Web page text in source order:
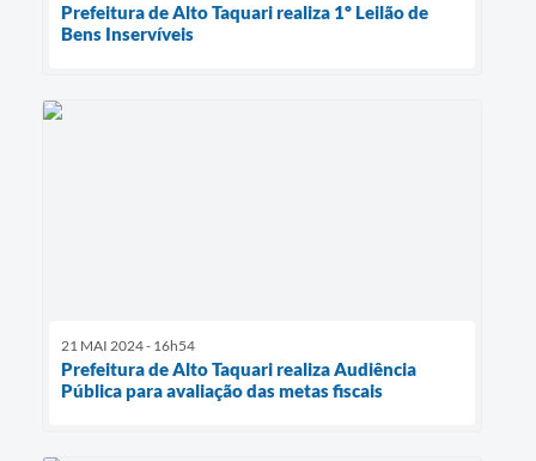
Prefeitura de Alto Taquari realiza 1º Leilão de
Bens Inservíveis
21 MAI 2024 - 16h54
Prefeitura de Alto Taquari realiza Audiência
Pública para avaliação das metas fiscais